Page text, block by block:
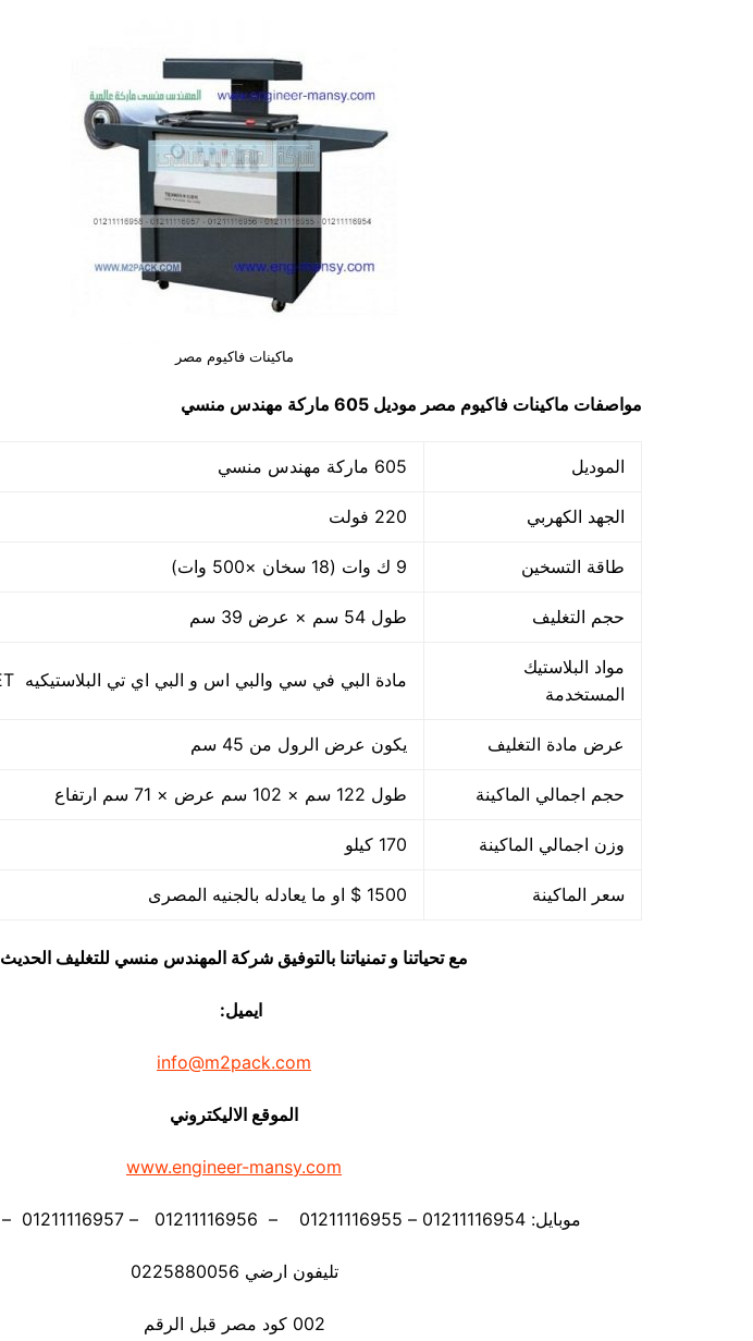
ماكينات فاكيوم مصر
مواصفات ماكينات فاكيوم مصر موديل 605 ماركة مهندس منسي
الموديل 605 ماركة مهندس منسي
الجهد الكهربي 220 فولت
طاقة التسخين 9 ك وات (18 سخان ×500 وات)
حجم التغليف طول 54 سم × عرض 39 سم
مواد البلاستيك
المستخدمة
مادة البي في سي والبي اس و البي اي تي البلاستيكيه PVC PP PS PET
عرض مادة التغليف يكون عرض الرول من 45 سم
حجم اجمالي الماكينة طول 122 سم × 102 سم عرض × 71 سم ارتفاع
وزن اجمالي الماكينة 170 كيلو
سعر الماكينة 1500 $ او ما يعادله بالجنيه المصرى
مع تحياتنا و تمنياتنا بالتوفيق شركة المهندس منسي للتغليف الحديث
ايميل:
info@m2pack.com
الموقع الاليكتروني
www.engineer-mansy.com
موبايل: 01211116954 – 01211116955 – 01211116956 – 01211116957 – 01211116958
تليفون ارضي 0225880056
002 كود مصر قبل الرقم